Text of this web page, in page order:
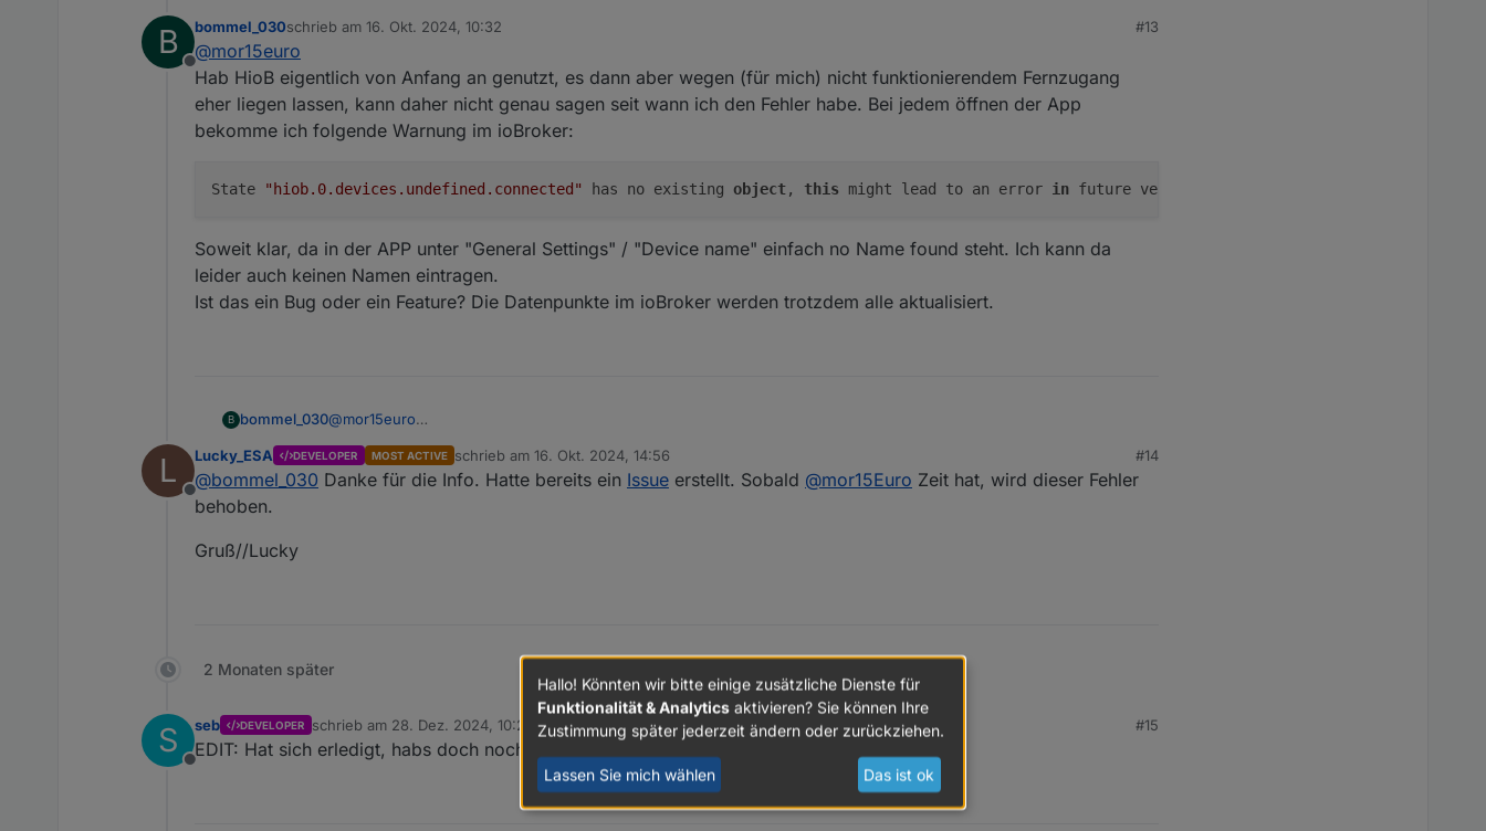
https://github.com/moba15/hiob_app/discussions/82
habt, dann könnt ihr natürlich auch weiterhin hier im Forum posten.
Schönes Wochenende
P.S: Wir sind inzwischen im offiziellen Repository
B
Offline
bommel_030schrieb am 16. Okt. 2024, 10:32
zuletzt editiert von
#13
@mor15euro
Hab HioB eigentlich von Anfang an genutzt, es dann aber wegen (für mich) nicht funktionierendem Fernzugang
eher liegen lassen, kann daher nicht genau sagen seit wann ich den Fehler habe. Bei jedem öffnen der App
bekomme ich folgende Warnung im ioBroker:
State "hiob.0.devices.undefined.connected" has no existing object, this might lead to an error in
Soweit klar, da in der APP unter "General Settings" / "Device name" einfach no Name found steht. Ich kann da
leider auch keinen Namen eintragen.
Ist das ein Bug oder ein Feature? Die Datenpunkte im ioBroker werden trotzdem alle aktualisiert.
B bommel_030@mor15euro
liegen lassen, kann daher nicht genau sagen seit wann ich den Fehler habe. Bei jedem öffnen der App bekomme ich
folgende Warnung im ioBroker:
L
Offline
Lucky_ESA DEVELOPER MOST ACTIVE schrieb am16. Okt. 2024, 14:56
zuletzt editiert von
#14
@bommel_030 Danke für die Info. Hatte bereits ein Issue erstellt. Sobald @mor15Euro Zeit hat, wird dieser Fehler
behoben.
Gruß//Lucky
2 Monaten später
S
Offline
seb DEVELOPER schrieb am 28. Dez. 2024, 10:23
zuletzt editiert von seb
#15
EDIT: Hat sich erledigt, habs doch noch in der Anleitung gefunden.
Hallo! Könnten wir bitte einige zusätzliche Dienste für
Funktionalität & Analytics aktivieren? Sie können Ihre
Zustimmung später jederzeit ändern oder zurückziehen.
Lassen Sie mich wählen Das ist ok